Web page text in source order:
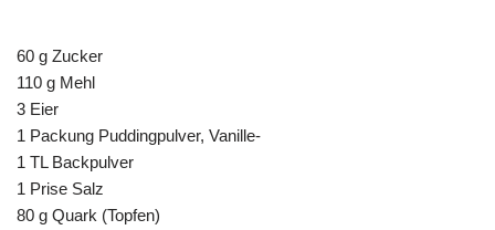
60 g Zucker
110 g Mehl
3 Eier
1 Packung Puddingpulver, Vanille-
1 TL Backpulver
1 Prise Salz
80 g Quark (Topfen)